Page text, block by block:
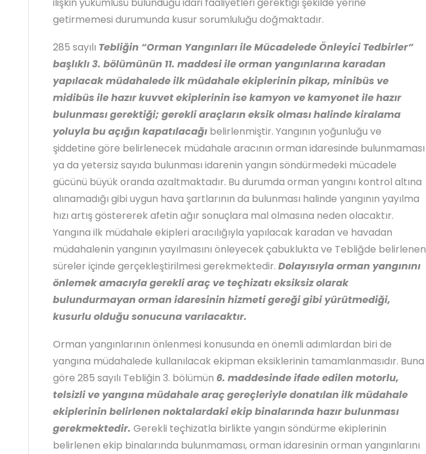
ilişkin yükümlüsü bulunduğu idari faaliyetleri gerektiği şekilde yerine
getirmemesi durumunda kusur sorumluluğu doğmaktadır.
285 sayılı Tebliğin “Orman Yangınları ile Mücadelede Önleyici Tedbirler”
başlıklı 3. bölümünün 11. maddesi ile orman yangınlarına karadan
yapılacak müdahalede ilk müdahale ekiplerinin pikap, minibüs ve
midibüs ile hazır kuvvet ekiplerinin ise kamyon ve kamyonet ile hazır
bulunması gerektiği; gerekli araçların eksik olması halinde kiralama
yoluyla bu açığın kapatılacağı belirlenmiştir. Yangının yoğunluğu ve
şiddetine göre belirlenecek müdahale aracının orman idaresinde bulunmaması
ya da yetersiz sayıda bulunması idarenin yangın söndürmedeki mücadele
gücünü büyük oranda azaltmaktadır. Bu durumda orman yangını kontrol altına
alınamadığı gibi uygun hava şartlarının da bulunması halinde yangının yayılma
hızı artış göstererek afetin ağır sonuçlara mal olmasına neden olacaktır.
Yangına ilk müdahale ekipleri aracılığıyla yapılacak karadan ve havadan
müdahalenin yangının yayılmasını önleyecek çabuklukta ve Tebliğde belirlenen
süreler içinde gerçekleştirilmesi gerekmektedir. Dolayısıyla orman yangınını
önlemek amacıyla gerekli araç ve teçhizatı eksiksiz olarak
bulundurmayan orman idaresinin hizmeti gereği gibi yürütmediği,
kusurlu olduğu sonucuna varılacaktır.
Orman yangınlarının önlenmesi konusunda en önemli adımlardan biri de
yangına müdahalede kullanılacak ekipman eksiklerinin tamamlanmasıdır. Buna
göre 285 sayılı Tebliğin 3. bölümün 6. maddesinde ifade edilen motorlu,
telsizli ve yangına müdahale araç gereçleriyle donatılan ilk müdahale
ekiplerinin belirlenen noktalardaki ekip binalarında hazır bulunması
gerekmektedir. Gerekli teçhizatla birlikte yangın söndürme ekiplerinin
belirlenen ekip binalarında bulunmaması, orman idaresinin orman yangınlarını